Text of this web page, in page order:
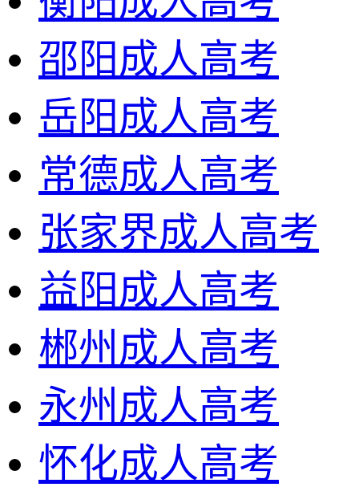
邵阳成人高考
岳阳成人高考
常德成人高考
张家界成人高考
益阳成人高考
郴州成人高考
永州成人高考
怀化成人高考